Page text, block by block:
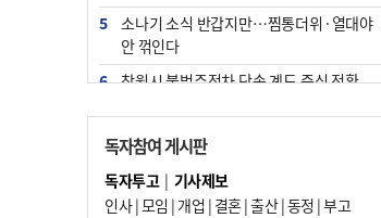
5
소나기 소식 반갑지만…찜통더위·열대야
안 꺾인다
6
창원시 불법주정차 단속 계도 중심 전환
7
엘시티 ‘사무장병원’ 일당 기소…명의 빌려
준 의사는 구속
8
인신매매 탈출하다 다친 외국인, 치료비 폭
탄까지 맞을뻔
독자참여 게시판
독자투고| 기사제보
인사|모임 | 개업 | 결혼|출산|동정 |부고